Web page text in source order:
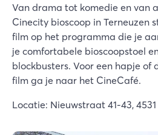
Van drama tot komedie en van
Cinecity bioscoop in Terneuzen
film op het programma die je
je comfortabele bioscoopstoel
blockbusters. Voor een hapje of
film ga je naar het CineCafé.
Locatie: Nieuwstraat 41-43,